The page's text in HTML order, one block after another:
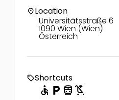
location_onLocation
Universitätsstraße 6
1090 Wien (Wien)
Österreich
local_offerShortcuts
accessible local_parking directions_transit child_friendly